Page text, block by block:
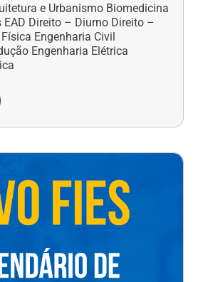
e Urbanismo Biomedicina
EAD Direito – Diurno Direito –
Engenharia Civil
Engenharia Elétrica